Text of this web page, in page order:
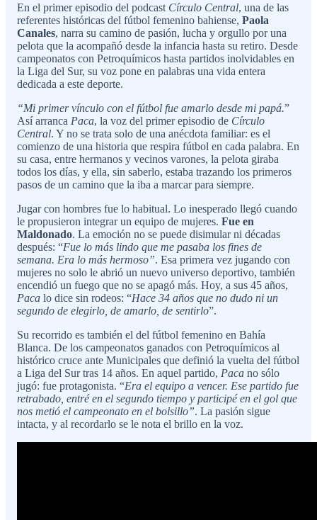
En el primer episodio del podcast Círculo Central, una de las
referentes históricas del fútbol femenino bahiense, Paola
Canales, narra su camino de pasión, lucha y orgullo por una
pelota que la acompañó desde la infancia hasta su retiro. Desde
campeonatos con Petroquímicos hasta partidos inolvidables en
la Liga del Sur, su voz pone en palabras una vida entera
dedicada a este deporte.
“Mi primer vínculo con el fútbol fue amarlo desde mi papá.”
Así arranca Paca, la voz del primer episodio de Círculo
Central. Y no se trata solo de una anécdota familiar: es el
comienzo de una historia que respira fútbol en cada palabra. En
su casa, entre hermanos y vecinos varones, la pelota giraba
todos los días, y ella, sin saberlo, estaba trazando los primeros
pasos de un camino que la iba a marcar para siempre.
Jugar con hombres fue lo habitual. Lo inesperado llegó cuando
le propusieron integrar un equipo de mujeres. Fue en
Maldonado. La emoción no se puede disimular ni décadas
después: “Fue lo más lindo que me pasaba los fines de
semana. Era lo más hermoso”. Esa primera vez jugando con
mujeres no solo le abrió un nuevo universo deportivo, también
encendió un fuego que no se apagó más. Hoy, a sus 45 años,
Paca lo dice sin rodeos: “Hace 34 años que no dudo ni un
segundo de elegirlo, de amarlo, de sentirlo”.
Su recorrido es también el del fútbol femenino en Bahía
Blanca. De los campeonatos ganados con Petroquímicos al
histórico cruce ante Municipales que definió la vuelta del fútbol
a Liga del Sur tras 14 años. En aquel partido, Paca no sólo
jugó: fue protagonista. “Era el equipo a vencer. Ese partido fue
retrabado, entré en el segundo tiempo y participé en el gol que
nos metió el campeonato en el bolsillo”. La pasión sigue
intacta, y al recordarlo se le nota el brillo en la voz.